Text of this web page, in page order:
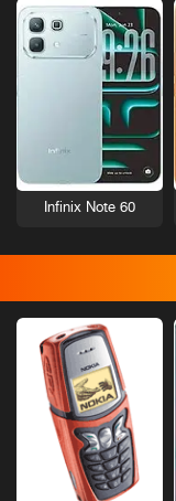
Infinix Note 60